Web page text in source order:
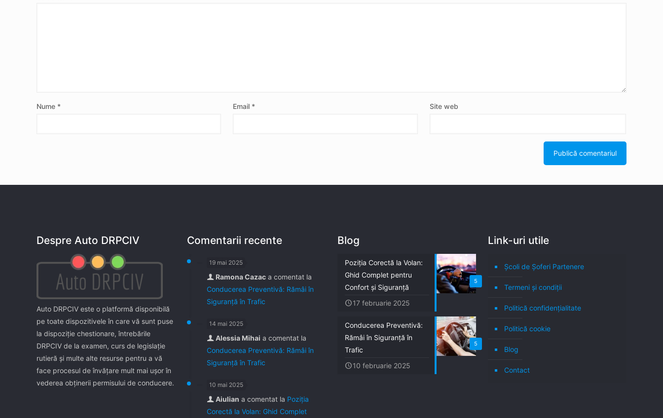
Nume * Email * Site web
Despre Auto DRPCIV
Auto DRPCIV este o platformă disponibilă
pe toate dispozitivele în care vă sunt puse
la dispoziţie chestionare, întrebările
DRPCIV de la examen, curs de legislaţie
rutieră şi multe alte resurse pentru a vă
face procesul de învăţare mult mai uşor în
vederea obţinerii permisului de conducere.
Comentarii recente
19 mai 2025
Ramona Cazac a comentat la
Conducerea Preventivă: Rămâi în
Siguranță în Trafic
14 mai 2025
Alessia Mihai a comentat la
Conducerea Preventivă: Rămâi în
Siguranță în Trafic
10 mai 2025
Aiulian a comentat la Poziția
Corectă la Volan: Ghid Complet
Blog
5
Poziția Corectă la Volan:
Ghid Complet pentru
Confort și Siguranță
17 februarie 2025
5
Conducerea Preventivă:
Rămâi în Siguranță în
Trafic
10 februarie 2025
Link-uri utile
Școli de Șoferi Partenere
Termeni şi condiţii
Politică confidenţialitate
Politică cookie
Blog
Contact